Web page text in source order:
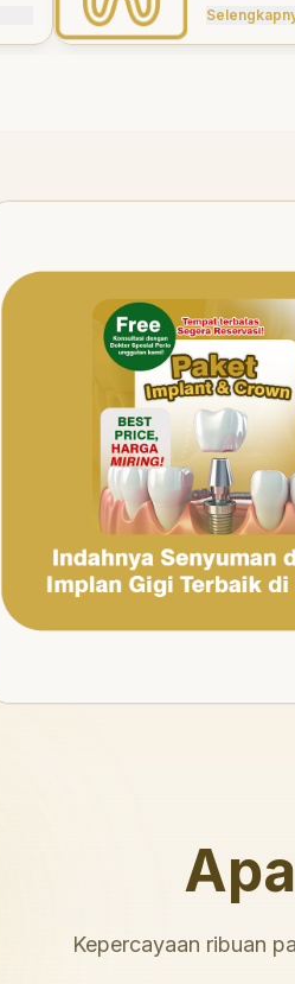
save a tooth
been
Kepercayaan ribuan
Offer